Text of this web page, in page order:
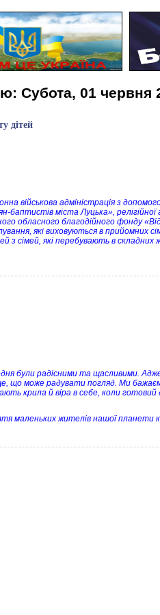
Субота, 01 червня
дітей
військова адміністрація з
міста Луцька», релігійної
обласного благодійного фонду
які виховуються в прийомних
з сімей, які перебувають в
були радісними та щасливими.
що може радувати погляд. Ми
крила й віра в себе, коли готовий
маленьких жителів нашої планети